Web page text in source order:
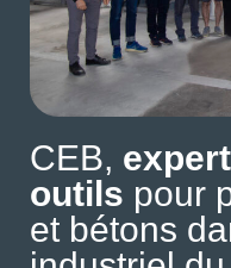
CEB,
outils pour
et bétons